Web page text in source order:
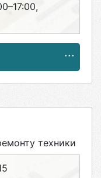
12
техники